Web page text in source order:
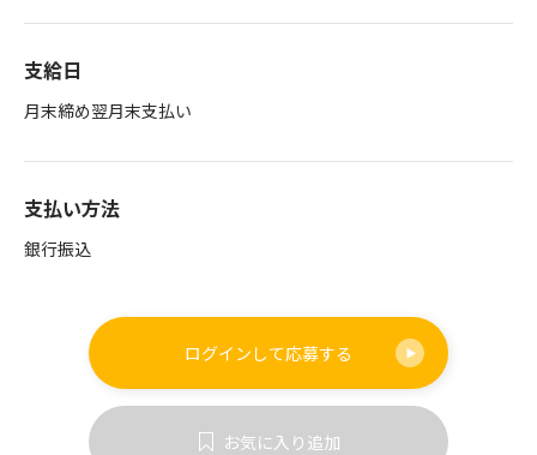
支給日
月末締め翌月末支払い
支払い方法
銀行振込
ログインして応募する
お気に入り追加